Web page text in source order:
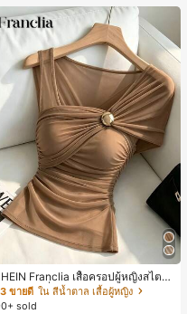
Franclia เสื้อครอปผู้หญิงสไตล์
มอลแฟชั่นสตรีทสำหรับไปเรียนและ
งาน ลำลองแมตช์ง่าย สีน้ำตาลอ่อน
ขายดี ใน สีน้ำตาล เสื้อผู้หญิง
sold